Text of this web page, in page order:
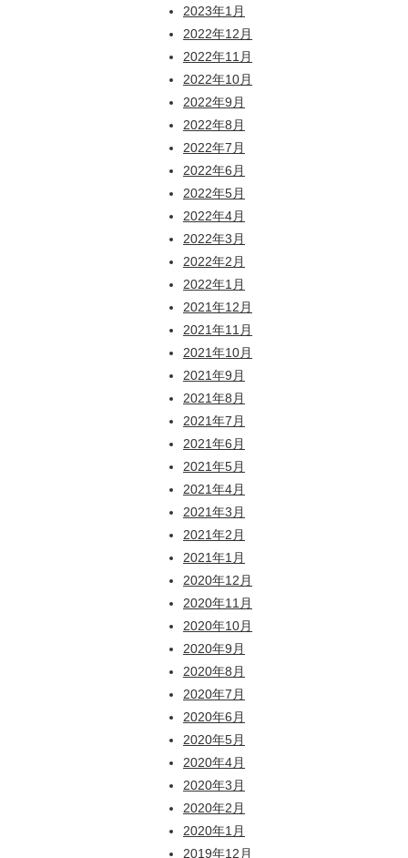
2023年1月
2022年12月
2022年11月
2022年10月
2022年9月
2022年8月
2022年7月
2022年6月
2022年5月
2022年4月
2022年3月
2022年2月
2022年1月
2021年12月
2021年11月
2021年10月
2021年9月
2021年8月
2021年7月
2021年6月
2021年5月
2021年4月
2021年3月
2021年2月
2021年1月
2020年12月
2020年11月
2020年10月
2020年9月
2020年8月
2020年7月
2020年6月
2020年5月
2020年4月
2020年3月
2020年2月
2020年1月
2019年12月